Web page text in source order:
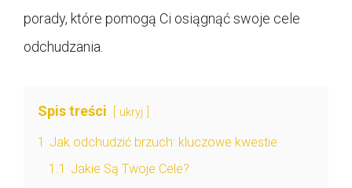
porady, które pomogą Ci osiągnąć swoje cele
odchudzania.
Spis treści ukryj
1 Jak odchudzić brzuch: kluczowe kwestie
1.1 Jakie Są Twoje Cele?